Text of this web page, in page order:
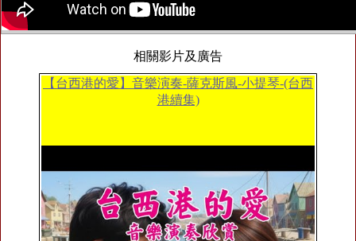
相關影片及廣告
【台西港的愛】音樂演奏-薩克斯風-小提琴-(台西
港續集)